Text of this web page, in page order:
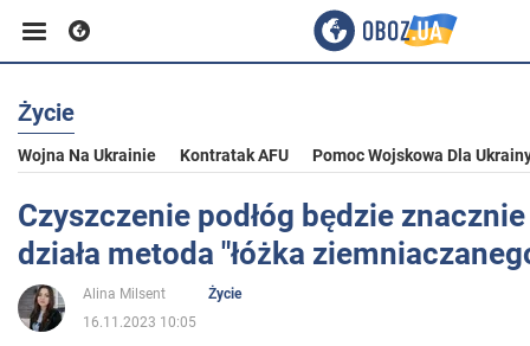
Biznes
Sport
Rozrywka
Życie
Wojna Na Ukrainie Kontratak AFU Pomoc Wojskowa Dla
Czyszczenie podłóg będzie
działa metoda "łóżka
Alina Milsent
Życie
16.11.2023 10:05